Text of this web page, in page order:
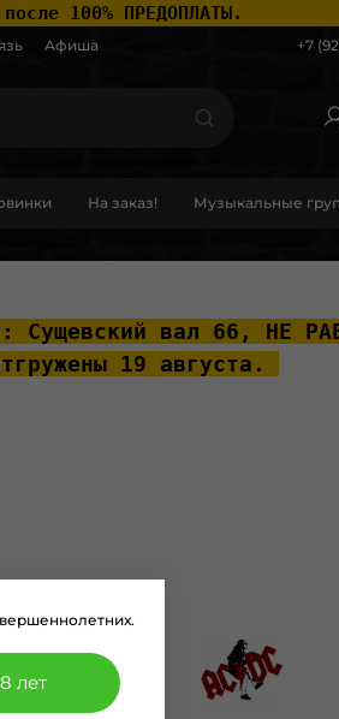
100% ПРЕДОПЛАТЫ.
Афиша +7
На заказ! Музыкальные
Сущевский вал 66, НЕ
19 августа.
лет